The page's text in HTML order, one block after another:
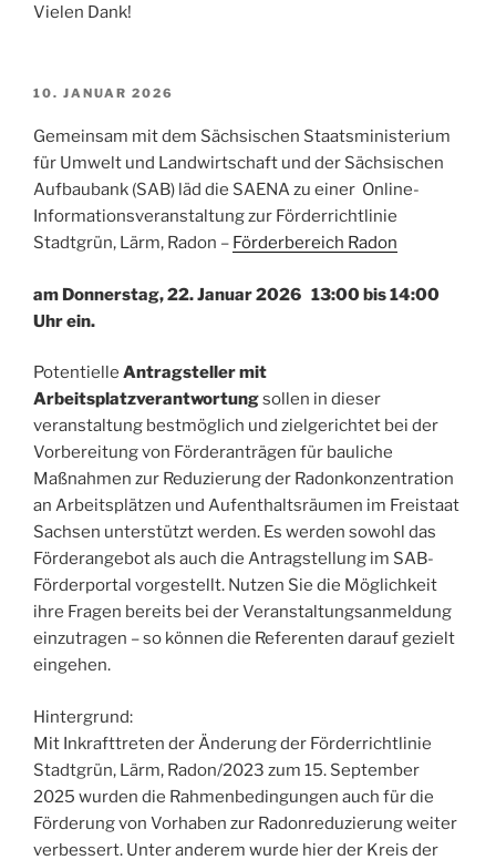
Vielen Dank!
VERÖFFENTLICHT
10. JANUAR 2026
Gemeinsam mit dem Sächsischen Staatsministerium
für Umwelt und Landwirtschaft und der Sächsischen
Aufbaubank (SAB) läd die SAENA zu einer Online-
Informationsveranstaltung zur Förderrichtlinie
Stadtgrün, Lärm, Radon – Förderbereich Radon
am Donnerstag, 22. Januar 2026 13:00 bis 14:00
Uhr ein.
Potentielle Antragsteller mit
Arbeitsplatzverantwortungsollen in dieser
veranstaltung bestmöglich und zielgerichtet bei der
Vorbereitung von Förderanträgen für bauliche
Maßnahmen zur Reduzierung der Radonkonzentration
an Arbeitsplätzen und Aufenthaltsräumen im Freistaat
Sachsen unterstützt werden. Es werden sowohl das
Förderangebot als auch die Antragstellung im SAB-
Förderportal vorgestellt. Nutzen Sie die Möglichkeit
ihre Fragen bereits bei der Veranstaltungsanmeldung
einzutragen – so können die Referenten darauf gezielt
eingehen.
Hintergrund:
Mit Inkrafttreten der Änderung der Förderrichtlinie
Stadtgrün, Lärm, Radon/2023 zum 15. September
2025 wurden die Rahmenbedingungen auch für die
Förderung von Vorhaben zur Radonreduzierung weiter
verbessert. Unter anderem wurde hier der Kreis der